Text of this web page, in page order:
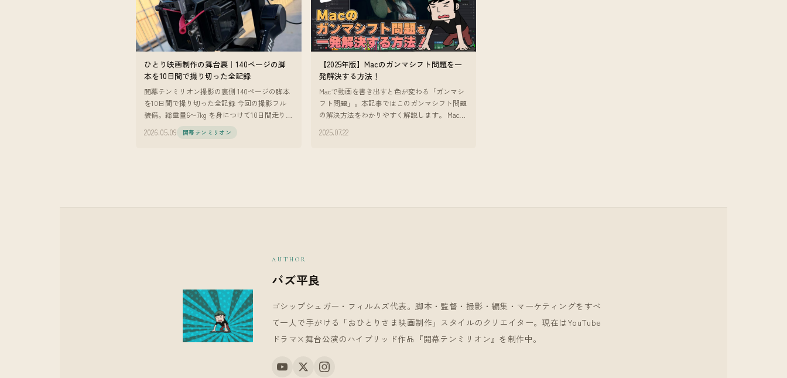
ひとり映画制作の舞台裏｜140ページの脚
本を10日間で撮り切った全記録
開幕テンミリオン撮影の裏側 140ページの脚本
を10日間で撮り切った全記録 今回の撮影フル
装備。総重量6〜7kg を身につけて10日間走り続
す。脚本、監
2026.05.09 開幕テンミリオン
【2025年版】Macのガンマシフト問題を一
発解決する方法！
Macで動画を書き出すと色が変わる「ガンマシ
フト問題」。本記事ではこのガンマシフト問題
の解決方法をわかりやすく解説します。 Macで
が違う！」**と感じたこ
2025.07.22
AUTHOR
バズ平良
ゴシップシュガー・フィルムズ代表。脚本・監督・撮影・編集・マーケティングをすべ
て一人で手がける「おひとりさま映画制作」スタイルのクリエイター。現在はYouTube
ドラマ×舞台公演のハイブリッド作品『開幕テンミリオン』を制作中。